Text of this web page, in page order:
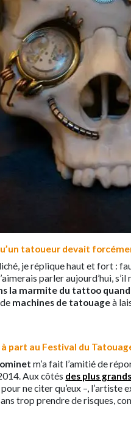
tatoueur devait
je réplique haut et fort :
parler aujourd’hui,
la marmite du tattoo
machines de tatouageà
part au Festival du
m’a fait l’amitié de
Aux côtés des plus
pour ne citer qu’eux –,
trop prendre de risques,